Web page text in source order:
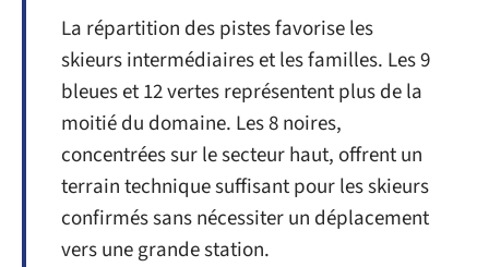
La répartition des pistes favorise les
skieurs intermédiaires et les familles. Les 9
bleues et 12 vertes représentent plus de la
moitié du domaine. Les 8 noires,
concentrées sur le secteur haut, offrent un
terrain technique suffisant pour les skieurs
confirmés sans nécessiter un déplacement
vers une grande station.